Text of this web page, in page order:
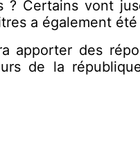
Certains vont
a également été
apporter des
de la